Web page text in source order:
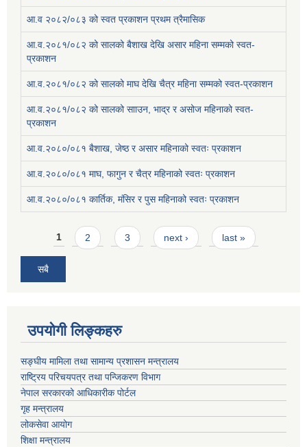
आ.व २०८२/०८३ को स्वत प्रकाशन प्रथम त्रैमासिक
आ.व.२०८१/०८२ को सालको बैशाख देखि असार महिना सम्मको स्वत-
प्रकाशन
आ.व.२०८१/०८२ को सालको माघ देखि चैत्र महिना सम्मको स्वत-प्रकाशन
आ.व.२०८१/०८२ को सालको सााउन, भाद्र र असोज महिनाको स्वत-
प्रकाशन
आ.व.२०८०/०८१ बैशाख, जेष्ठ र असार महिनाको स्वतः प्रकाशन
आ.व.२०८०/०८१ माघ, फागुन र चैत्र महिनाको स्वतः प्रकाशन
आ.व.२०८०/०८१ कार्तिक, मंसिर र पुस महिनाको स्वतः प्रकाशन
Pages
1 2 3 next › last »
सबै
उपयोगी लिङ्कहरु
सङ्घीय मामिला तथा सामान्य प्रशासन मन्त्रालय
राष्ट्रिय परिचयपत्र तथा पन्जिकरण विभाग
नेपाल सरकारको आधिकारीक पोर्टल
गृह मन्त्रालय
लोकसेवा आयोग
शिक्षा मन्त्रालय